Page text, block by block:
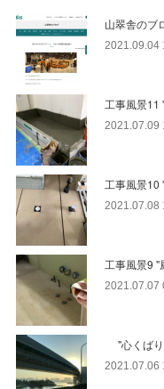
山翠舎のブ
2021.09.04
工事風景11
2021.07.09
工事風景10
2021.07.08
工事風景9
2021.07.07
"心くばり
2021.07.06